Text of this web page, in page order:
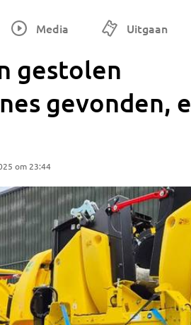
Media Uitgaan
gestolen
gevonden,
om 23:44